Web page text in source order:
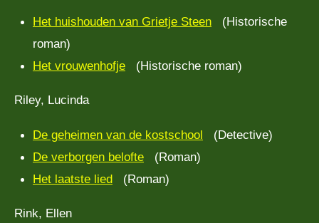
Het huishouden van Grietje Steen (Historische
roman)
Het vrouwenhofje (Historische roman)
Riley, Lucinda
De geheimen van de kostschool (Detective)
De verborgen belofte (Roman)
Het laatste lied (Roman)
Rink, Ellen